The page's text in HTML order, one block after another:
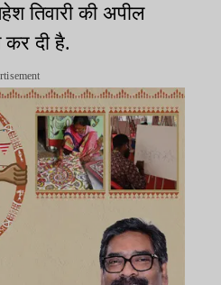
तिवारी की अपील
कर दी है.